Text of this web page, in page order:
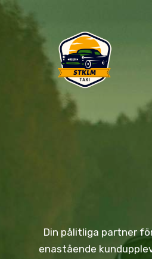
Skip
Din pålitliga partner
enastående